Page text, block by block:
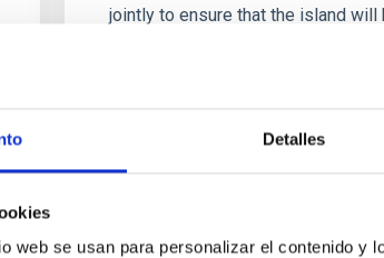
Detalles
web se usan para personalizar el contenido y
jointly to ensure that the island will